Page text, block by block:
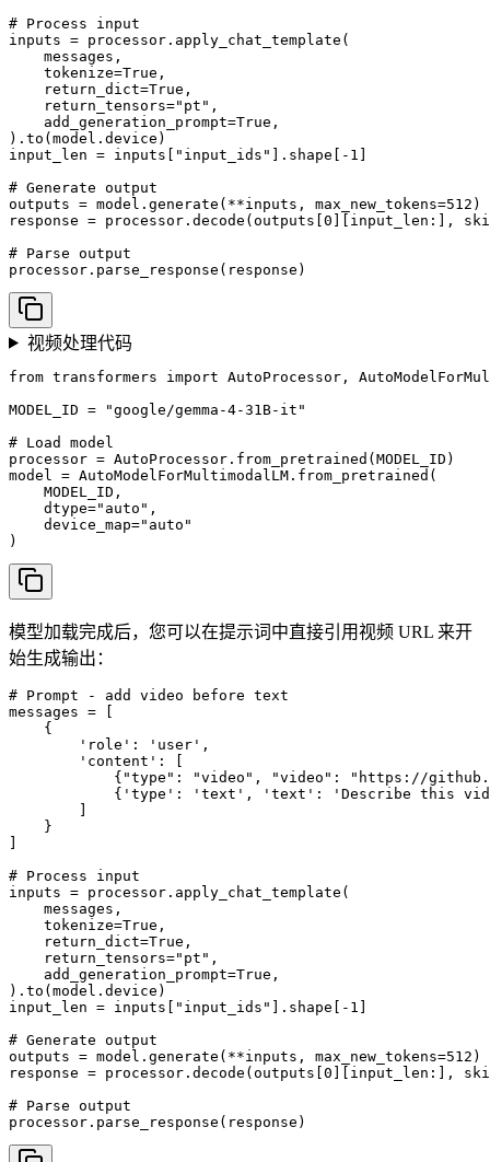
# Process input
inputs = processor.apply_chat_template(
    messages,
    tokenize=True,
    return_dict=True,
    return_tensors="pt",
    add_generation_prompt=True,
).to(model.device)
input_len = inputs["input_ids"].shape[-1]
# Generate output
outputs = model.generate(**inputs, max_new_tokens=512)
response = processor.decode(outputs[0][input_len:],
# Parse output
processor.parse_response(response)
视频处理代码
from transformers import AutoProcessor,
MODEL_ID = "google/gemma-4-31B-it"
# Load model
processor = AutoProcessor.from_pretrained(MODEL_ID)
model = AutoModelForMultimodalLM.from_pretrained(
    MODEL_ID,
    dtype="auto",
    device_map="auto"
)
模型加载完成后，您可以在提示词中直接引用视频 URL 来开
始生成输出：
# Prompt - add video before text
messages = [
    {
        'role': 'user',
        'content': [
{"type": "video", "video": "https://
{'type': 'text', 'text': 'Describe this
        ]
    }
]
# Process input
inputs = processor.apply_chat_template(
    messages,
    tokenize=True,
    return_dict=True,
    return_tensors="pt",
    add_generation_prompt=True,
).to(model.device)
input_len = inputs["input_ids"].shape[-1]
# Generate output
outputs = model.generate(**inputs, max_new_tokens=512)
response = processor.decode(outputs[0][input_len:],
# Parse output
processor.parse_response(response)